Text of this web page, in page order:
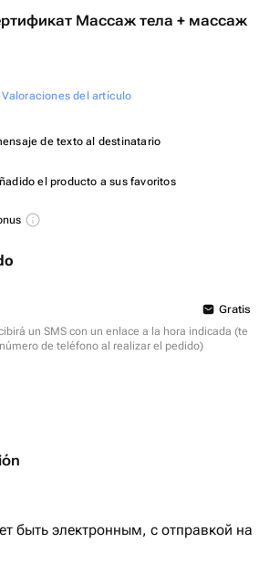
Массаж тела + массаж
Valoraciones del artículo
de texto al destinatario
el producto a sus favoritos
Gratis
un SMS con un enlace a la hora indicada (te
de teléfono al realizar el pedido)
быть электронным, с отправкой на